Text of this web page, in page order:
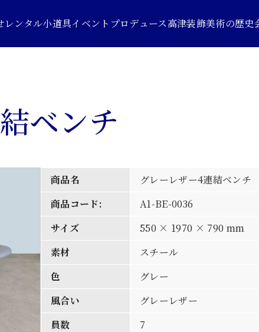
レンタル小道具イベントプロデュース高津装飾美術の歴史
ベンチ
商品名
グレーレザー4連結ベンチ
商品コード:
A1-BE-0036
サイズ
550 × 1970 × 790 mm
素材
スチール
色
グレー
風合い
グレーレザー
員数
7